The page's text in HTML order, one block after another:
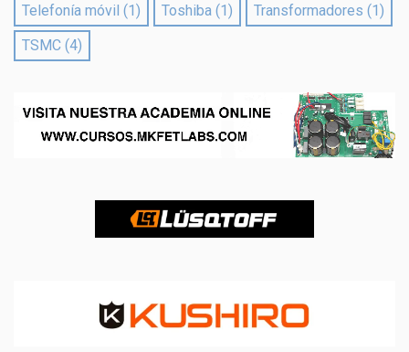
Telefonía móvil (1) Toshiba (1) Transformadores (1)
TSMC (4)